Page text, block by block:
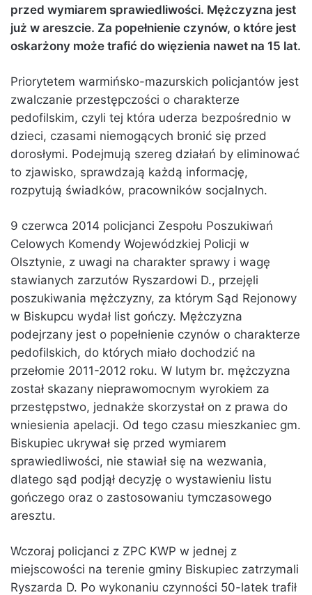
przed wymiarem sprawiedliwości. Mężczyzna jest
już w areszcie. Za popełnienie czynów, o które jest
oskarżony może trafić do więzienia nawet na 15 lat.
Priorytetem warmińsko-mazurskich policjantów jest
zwalczanie przestępczości o charakterze
pedofilskim, czyli tej która uderza bezpośrednio w
dzieci, czasami niemogących bronić się przed
dorosłymi. Podejmują szereg działań by eliminować
to zjawisko, sprawdzają każdą informację,
rozpytują świadków, pracowników socjalnych.
9 czerwca 2014 policjanci Zespołu Poszukiwań
Celowych Komendy Wojewódzkiej Policji w
Olsztynie, z uwagi na charakter sprawy i wagę
stawianych zarzutów Ryszardowi D., przejęli
poszukiwania mężczyzny, za którym Sąd Rejonowy
w Biskupcu wydał list gończy. Mężczyzna
podejrzany jest o popełnienie czynów o charakterze
pedofilskich, do których miało dochodzić na
przełomie 2011-2012 roku. W lutym br. mężczyzna
został skazany nieprawomocnym wyrokiem za
przestępstwo, jednakże skorzystał on z prawa do
wniesienia apelacji. Od tego czasu mieszkaniec gm.
Biskupiec ukrywał się przed wymiarem
sprawiedliwości, nie stawiał się na wezwania,
dlatego sąd podjął decyzję o wystawieniu listu
gończego oraz o zastosowaniu tymczasowego
aresztu.
Wczoraj policjanci z ZPC KWP w jednej z
miejscowości na terenie gminy Biskupiec zatrzymali
Ryszarda D. Po wykonaniu czynności 50-latek trafił